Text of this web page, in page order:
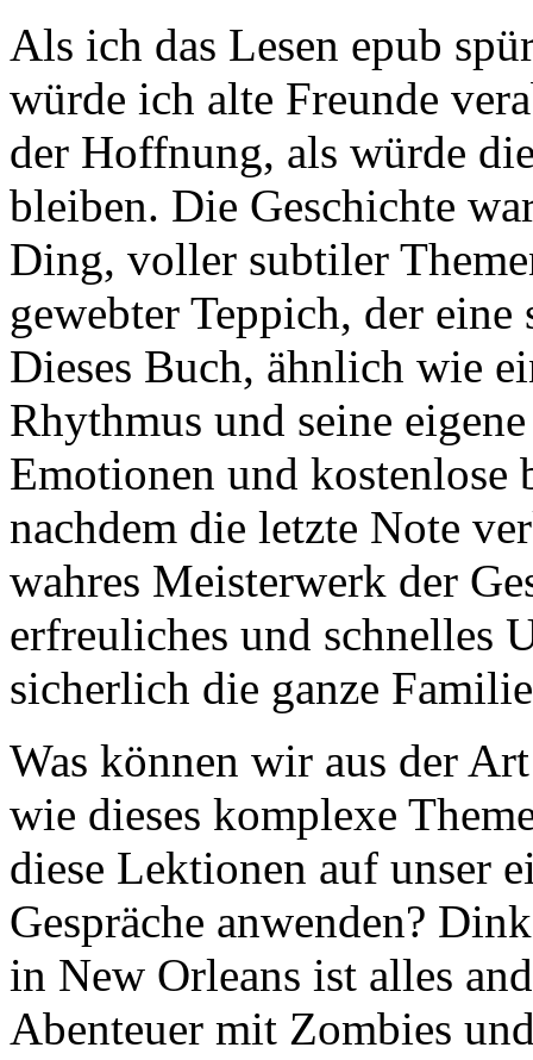
Als ich das Lesen epub
würde ich alte Freunde
der Hoffnung, als würde
bleiben. Die Geschichte
Ding, voller subtiler
gewebter Teppich, der
Dieses Buch, ähnlich wie
Rhythmus und seine
Emotionen und
nachdem die letzte Note
wahres Meisterwerk der
erfreuliches und schnelles
sicherlich die ganze
Was können wir aus der
wie dieses komplexe
diese Lektionen auf unser
Gespräche anwenden?
in New Orleans ist alles
Abenteuer mit Zombies